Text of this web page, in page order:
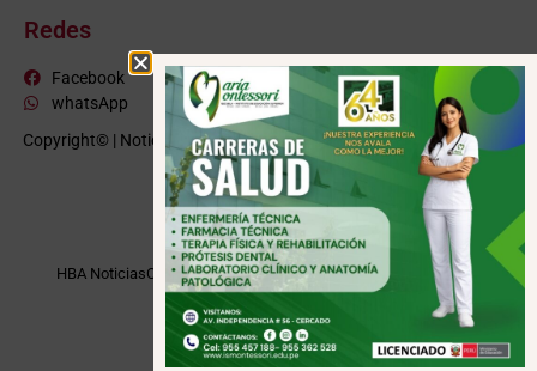
Redes
Facebook
whatsApp
Copyright© | NoticiasArequipa.pe | Grupo HBA Noticias| Todos los
derechos reservados
VISITE TAMBIÉN
HBA NoticiasCusco InformaMoquegua Noticias Tacna Noticias
Puno Noticias